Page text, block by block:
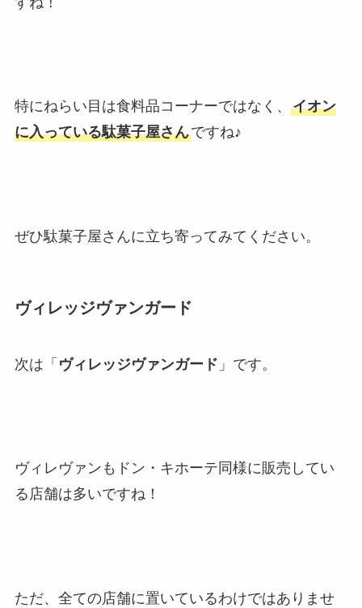
特にねらい目は食料品コーナーではなく、 イオン
に入っている駄菓子屋さんですね♪
ぜひ駄菓子屋さんに立ち寄ってみてください。
ヴィレッジヴァンガード
次は「 ヴィレッジヴァンガード 」です。
ヴィレヴァンもドン・キホーテ同様に販売してい
る店舗は多いですね！
ただ、全ての店舗に置いているわけではありませ